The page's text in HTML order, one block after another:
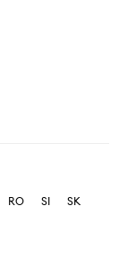
RO SI
SK